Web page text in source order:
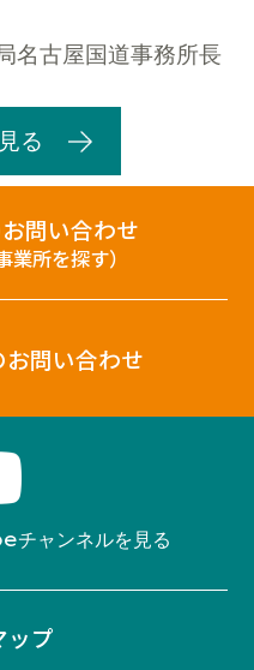
名古屋国道事務所長
る
問い合わせ
業所を探す）
お問い合わせ
チャンネルを見る
ップ